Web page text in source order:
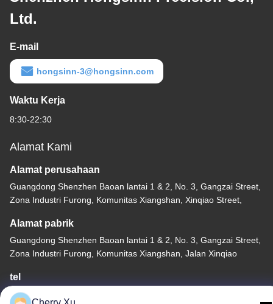
Ltd.
E-mail
hongsinn-3@hongsinn.com
Waktu Kerja
8:30-22:30
Alamat Kami
Alamat perusahaan
Guangdong Shenzhen Baoan lantai 1 & 2, No. 3, Gangzai Street,
Zona Industri Furong, Komunitas Xiangshan, Xinqiao Street,
Alamat pabrik
Guangdong Shenzhen Baoan lantai 1 & 2, No. 3, Gangzai Street,
Zona Industri Furong, Komunitas Xiangshan, Jalan Xinqiao
tel
86-0755-27097532-8:30